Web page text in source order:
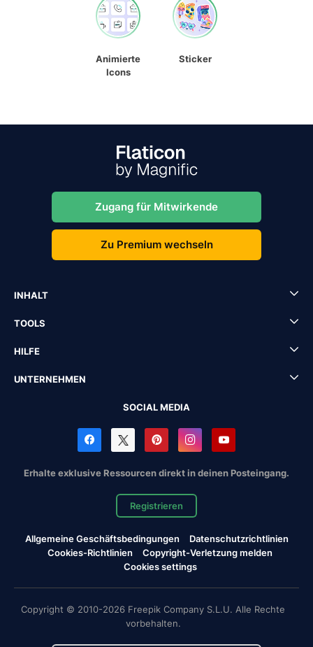
Animierte
Icons
Sticker
Zugang für Mitwirkende
Zu Premium wechseln
INHALT
TOOLS
HILFE
UNTERNEHMEN
SOCIAL MEDIA
Erhalte exklusive Ressourcen direkt in deinen Posteingang.
Registrieren
Allgemeine Geschäftsbedingungen
Datenschutzrichtlinien
Cookies-Richtlinien
Copyright-Verletzung melden
Cookies settings
Copyright © 2010-2026 Freepik Company S.L.U. Alle Rechte
vorbehalten.